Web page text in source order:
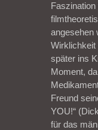
angesehen
Wirklichkeit
später ins
Moment,
Freund
YOU!“
für das